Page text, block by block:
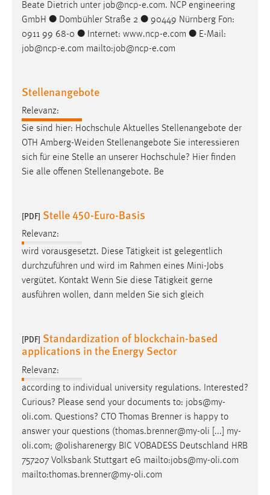
Beate Dietrich unter job@ncp-e.com. NCP engineering
GmbH ● Dombühler Straße 2 ● 90449 Nürnberg Fon:
0911 99 68-0 ● Internet: www.ncp-e.com ● E-Mail:
job@ncp-e.com mailto:job@ncp-e.com
Stellenangebote
Relevanz:
Sie sind hier: Hochschule Aktuelles Stellenangebote der
OTH Amberg-Weiden Stellenangebote Sie interessieren
sich für eine Stelle an unserer Hochschule? Hier finden
Sie alle offenen Stellenangebote. Be
[PDF] Stelle 450-Euro-Basis
Relevanz:
wird vorausgesetzt. Diese Tätigkeit ist gelegentlich
durchzuführen und wird im Rahmen eines Mini-Jobs
vergütet. Kontakt Wenn Sie diese Tätigkeit gerne
ausführen wollen, dann melden Sie sich gleich
[PDF] Standardization of blockchain-based
applications in the Energy Sector
Relevanz:
according to individual university regulations. Interested?
Curious? Please send your documents to: jobs@my-
oli.com. Questions? CTO Thomas Brenner is happy to
answer your questions (thomas.brenner@my-oli [...] my-
oli.com; @olisharenergy BIC VOBADESS Deutschland HRB
757207 Volksbank Stuttgart eG mailto:jobs@my-oli.com
mailto:thomas.brenner@my-oli.com
Conversion-Tracking
Cookie Laufzeit:
3 Monate
Name:
_fbp
Anbieter:
Facebook
Cookie Laufzeit:
EXTERNE MEDIEN
Um Inhalte von Videoplattformen und Social Media
YouTube
Vimeo